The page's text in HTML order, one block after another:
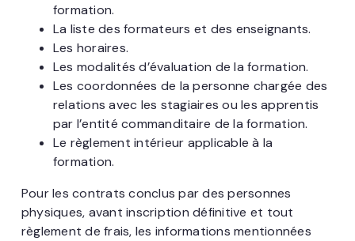
formation.
La liste des formateurs et des enseignants.
Les horaires.
Les modalités d’évaluation de la formation.
Les coordonnées de la personne chargée des
relations avec les stagiaires ou les apprentis
par l’entité commanditaire de la formation.
Le règlement intérieur applicable à la
formation.
Pour les contrats conclus par des personnes
physiques, avant inscription définitive et tout
règlement de frais, les informations mentionnées